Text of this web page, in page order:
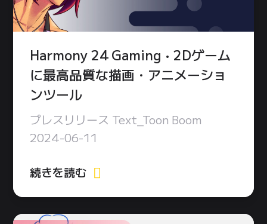
Harmony 24 Gaming • 2Dゲーム
に最高品質な描画・アニメーショ
ンツール
プレスリリース Text_Toon Boom
2024-06-11
続きを読む